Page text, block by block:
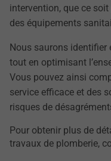
intervention, que ce
des équipements
Nous saurons identifier
tout en optimisant
Vous pouvez ainsi
service efficace et des
risques de
Pour obtenir plus de
travaux de plomberie,